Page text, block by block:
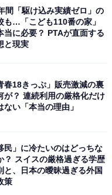
間「駆け込み実績ゼロ」の
も…「こども110番の家」
当に必要？ PTAが直面する
と現実
春18きっぷ」販売激減の裏
が？ 連続利用の厳格化だけ
ない「本当の理由」
民」に冷たいのはどっちな
？ スイスの厳格過ぎる学歴
と、日本の曖昧過ぎる外国
策